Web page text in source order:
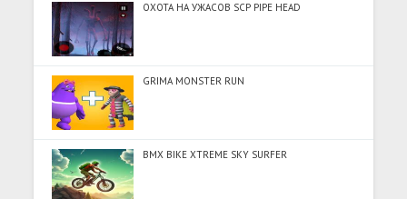
ОХОТА НА УЖАСОВ SCP PIPE HEAD
GRIMA MONSTER RUN
BMX BIKE XTREME SKY SURFER